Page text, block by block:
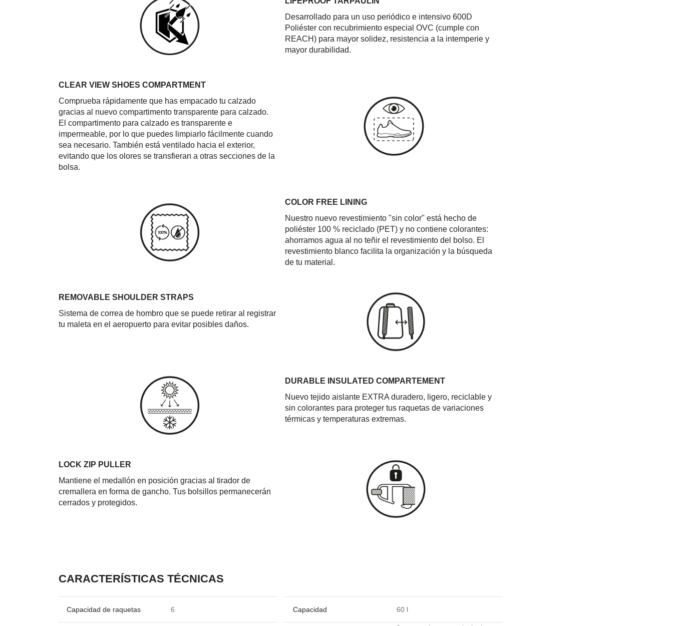
Desarrollado para un uso periódico e intensivo 600D
Poliéster con recubrimiento especial OVC (cumple con
REACH) para mayor solidez, resistencia a la intemperie y
mayor durabilidad.
CLEAR VIEW SHOES COMPARTMENT
Comprueba rápidamente que has empacado tu calzado
gracias al nuevo compartimento transparente para calzado.
El compartimento para calzado es transparente e
impermeable, por lo que puedes limpiarlo fácilmente cuando
sea necesario. También está ventilado hacia el exterior,
evitando que los olores se transfieran a otras secciones de la
bolsa.
COLOR FREE LINING
Nuestro nuevo revestimiento "sin color" está hecho de
poliéster 100 % reciclado (PET) y no contiene colorantes:
ahorramos agua al no teñir el revestimiento del bolso. El
revestimiento blanco facilita la organización y la búsqueda
de tu material.
REMOVABLE SHOULDER STRAPS
Sistema de correa de hombro que se puede retirar al registrar
tu maleta en el aeropuerto para evitar posibles daños.
DURABLE INSULATED COMPARTEMENT
Nuevo tejido aislante EXTRA duradero, ligero, reciclable y
sin colorantes para proteger tus raquetas de variaciones
térmicas y temperaturas extremas.
LOCK ZIP PULLER
Mantiene el medallón en posición gracias al tirador de
cremallera en forma de gancho. Tus bolsillos permanecerán
cerrados y protegidos.
CARACTERÍSTICAS TÉCNICAS
Capacidad de raquetas 6 Capacidad 60 l